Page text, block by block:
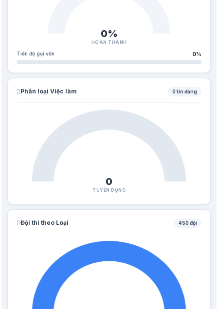
0%
HOÀN THÀNH
Tiến độ gọi vốn 0%
Phân loại Việc làm 0 tin đăng
0
TUYỂN DỤNG
Đội thi theo Loại 450 đội